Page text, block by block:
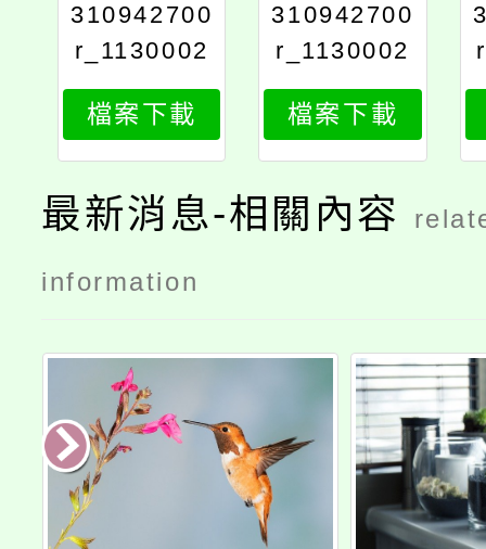
310942700
r_1130002
588_doc1_
attach1
檔案下載
310942700
r_1130002
588_doc1_
attach2
檔案下載
最新消息-相關內容
information